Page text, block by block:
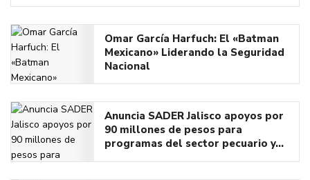
Omar García Harfuch: El «Batman
Mexicano» Liderando la Seguridad
Nacional
Anuncia SADER Jalisco apoyos por
90 millones de pesos para
programas del sector pecuario y…